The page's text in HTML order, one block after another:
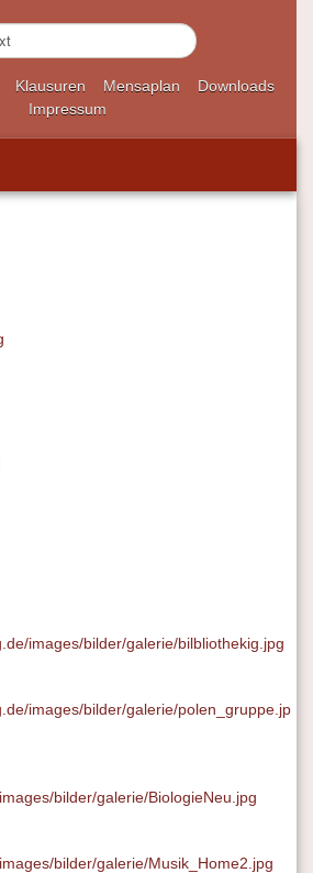
Klausuren Mensaplan
Downloads
Impressum
images/bilder/galerie/bilbliothekig.jpg
images/bilder/galerie/polen_gruppe.jp
bilder/galerie/BiologieNeu.jpg
bilder/galerie/Musik_Home2.jpg